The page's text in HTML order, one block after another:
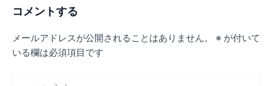
コメントする
メールアドレスが公開されることはありません。 ※ が付いて
いる欄は必須項目です